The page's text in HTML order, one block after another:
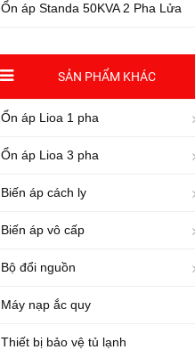
Ổn áp Standa 50KVA 2 Pha Lửa
SẢN PHẨM KHÁC
Ổn áp Lioa 1 pha
Ổn áp Lioa 3 pha
Biến áp cách ly
Biến áp vô cấp
Bộ đổi nguồn
Máy nạp ắc quy
Thiết bị bảo vệ tủ lạnh